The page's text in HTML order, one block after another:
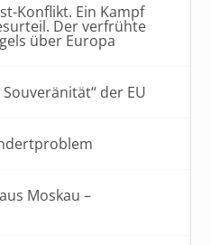
Konflikt. Ein Kampf
Der verfrühte
über Europa
der EU
Moskau –